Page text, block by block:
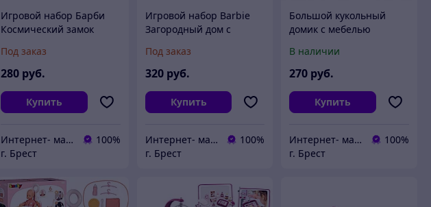
Игровой набор Барби
Космический замок
Под заказ
280 руб.
Купить
Интернет- магазин O'кей маркет
100%
г. Брест
Игровой набор Barbie
Загородный дом с
Под заказ
320 руб.
Купить
Интернет- магазин O'кей маркет
100%
г. Брест
Большой кукольный
домик с мебелью
подсветкой LED
В наличии
270 руб.
Купить
Интернет- магазин O'кей маркет
100%
г. Брест